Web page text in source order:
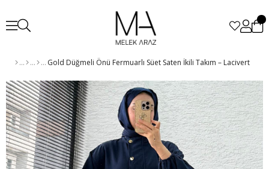
Gold Düğmeli Önü Fermuarlı Süet Saten İkili Takım – Lacivert